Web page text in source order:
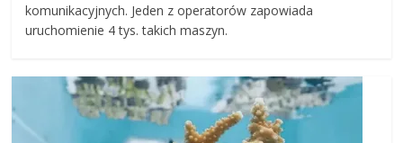
komunikacyjnych. Jeden z operatorów zapowiada
uruchomienie 4 tys. takich maszyn.